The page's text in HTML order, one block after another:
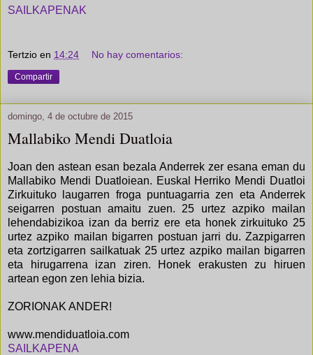
SAILKAPENAK
Tertzio en 14:24 No hay comentarios:
Compartir
domingo, 4 de octubre de 2015
Mallabiko Mendi Duatloia
Joan den astean esan bezala Anderrek zer esana eman du
Mallabiko Mendi Duatloiean. Euskal Herriko Mendi Duatloi
Zirkuituko laugarren froga puntuagarria zen eta Anderrek
seigarren postuan amaitu zuen. 25 urtez azpiko mailan
lehendabizikoa izan da berriz ere eta honek zirkuituko 25
urtez azpiko mailan bigarren postuan jarri du. Zazpigarren
eta zortzigarren sailkatuak 25 urtez azpiko mailan bigarren
eta hirugarrena izan ziren. Honek erakusten zu hiruen
artean egon zen lehia bizia.
ZORIONAK ANDER!
www.mendiduatloia.com
SAILKAPENA